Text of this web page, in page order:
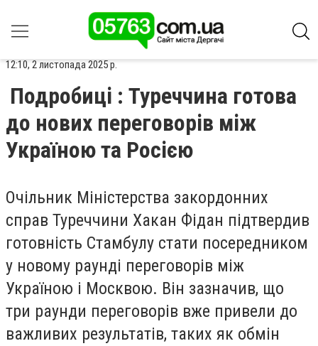
12:10, 2 листопада 2025 р.
Подробиці : Туреччина готова
до нових переговорів між
Україною та Росією
Очільник Міністерства закордонних
справ Туреччини Хакан Фідан підтвердив
готовність Стамбулу стати посередником
у новому раунді переговорів між
Україною і Москвою. Він зазначив, що
три раунди переговорів вже привели до
важливих результатів, таких як обмін